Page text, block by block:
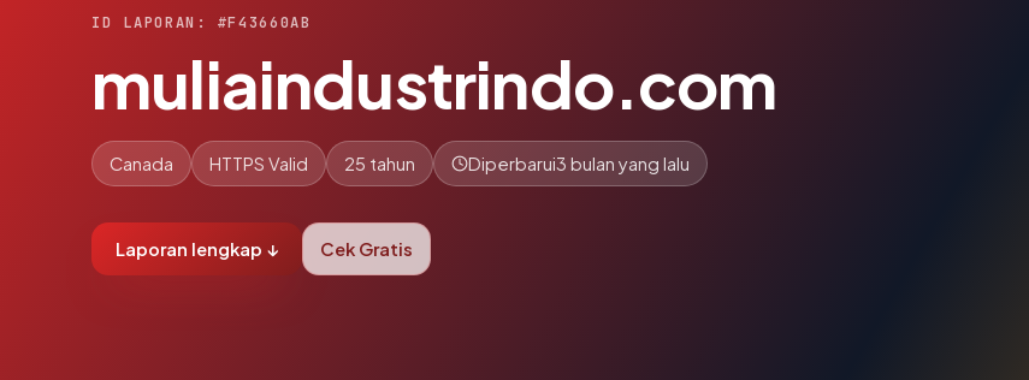
ID LAPORAN: #F43660AB
muliaindustrindo.com
Canada HTTPS Valid 25 tahun Diperbarui3 bulan yang lalu
Laporan lengkap ↓ Cek Gratis